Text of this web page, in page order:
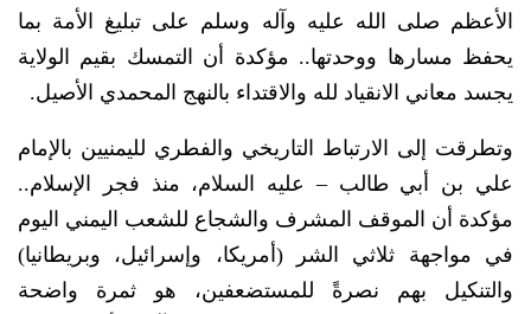
الأعظم صلى الله عليه وآله وسلم على تبليغ الأمة بما
يحفظ مسارها ووحدتها.. مؤكدة أن التمسك بقيم الولاية
يجسد معاني الانقياد لله والاقتداء بالنهج المحمدي الأصيل.
وتطرقت إلى الارتباط التاريخي والفطري لليمنيين بالإمام
علي بن أبي طالب – عليه السلام، منذ فجر الإسلام..
مؤكدة أن الموقف المشرف والشجاع للشعب اليمني اليوم
في مواجهة ثلاثي الشر (أمريكا، وإسرائيل، وبريطانيا)
والتنكيل بهم نصرةً للمستضعفين، هو ثمرة واضحة